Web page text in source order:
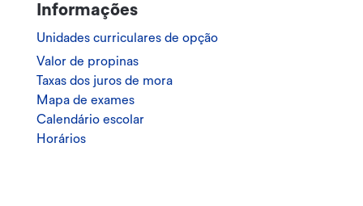
Informações
Unidades curriculares de opção
Valor de propinas
Taxas dos juros de mora
Mapa de exames
Calendário escolar
Horários